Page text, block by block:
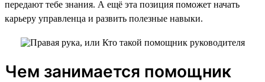
передают тебе знания. А ещё эта позиция поможет начать
карьеру управленца и развить полезные навыки.
Чем занимается помощник